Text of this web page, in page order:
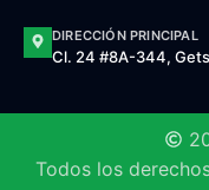
DIRECCIÓN PRINCIPAL
Cl. 24 #8A-344,
Todos los